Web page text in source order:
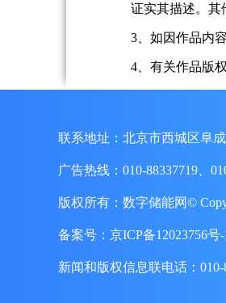
证实其描述。其
3、如因作品内
4、有关作品版
联系地址：北京市西城区阜
广告热线：010-88337719、
版权所有：数字储能网©
备案号： 京ICP备12023756号
新闻和版权信息联电话：010-